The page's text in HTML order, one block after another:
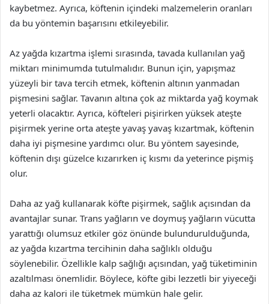
kaybetmez. Ayrıca, köftenin içindeki malzemelerin oranları
da bu yöntemin başarısını etkileyebilir.
Az yağda kızartma işlemi sırasında, tavada kullanılan yağ
miktarı minimumda tutulmalıdır. Bunun için, yapışmaz
yüzeyli bir tava tercih etmek, köftenin altının yanmadan
pişmesini sağlar. Tavanın altına çok az miktarda yağ koymak
yeterli olacaktır. Ayrıca, köfteleri pişirirken yüksek ateşte
pişirmek yerine orta ateşte yavaş yavaş kızartmak, köftenin
daha iyi pişmesine yardımcı olur. Bu yöntem sayesinde,
köftenin dışı güzelce kızarırken iç kısmı da yeterince pişmiş
olur.
Daha az yağ kullanarak köfte pişirmek, sağlık açısından da
avantajlar sunar. Trans yağların ve doymuş yağların vücutta
yarattığı olumsuz etkiler göz önünde bulundurulduğunda,
az yağda kızartma tercihinin daha sağlıklı olduğu
söylenebilir. Özellikle kalp sağlığı açısından, yağ tüketiminin
azaltılması önemlidir. Böylece, köfte gibi lezzetli bir yiyeceği
daha az kalori ile tüketmek mümkün hale gelir.